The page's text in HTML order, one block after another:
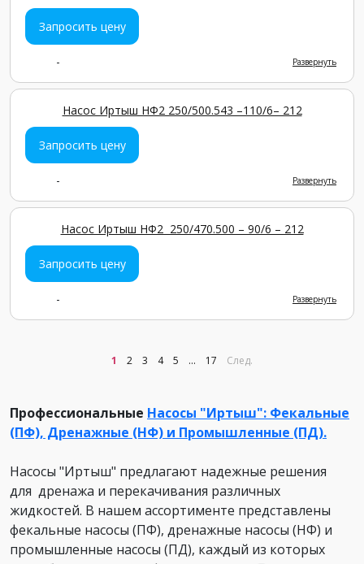
Запросить цену
- Развернуть
Насос Иртыш НФ2 250/500.543 –110/6– 212
Запросить цену
- Развернуть
Насос Иртыш НФ2 250/470.500 – 90/6 – 212
Запросить цену
- Развернуть
1 2 3 4 5 ... 17 След.
Профессиональные Насосы "Иртыш": Фекальные
(ПФ), Дренажные (НФ) и Промышленные (ПД).
Насосы "Иртыш" предлагают надежные решения
для дренажа и перекачивания различных
жидкостей. В нашем ассортименте представлены
фекальные насосы (ПФ), дренажные насосы (НФ) и
промышленные насосы (ПД), каждый из которых